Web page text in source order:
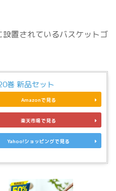
置されているバスケットゴ
巻 新品セット
Amazonで見る
楽天市場で見る
Yahoo!ショッピングで見る